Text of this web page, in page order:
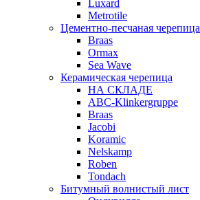
Luxard
Metrotile
Цементно-песчаная черепица
Braas
Ormax
Sea Wave
Керамическая черепица
НА СКЛАДЕ
ABC-Klinkergruppe
Braas
Jacobi
Koramic
Nelskamp
Roben
Tondach
Битумный волнистый лист